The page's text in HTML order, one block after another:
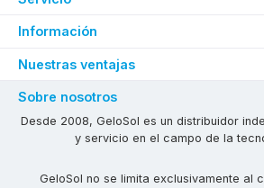
Información
Nuestras ventajas
Sobre nosotros
Desde 2008, GeloSol es un distribuidor
y servicio en el campo de la
GeloSol no se limita exclusivamente al